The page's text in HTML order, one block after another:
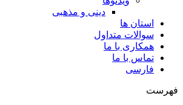
دینی و مذهبی
استان ها
سوالات متداول
همکاری با ما
تماس با ما
فارسی
فهرست